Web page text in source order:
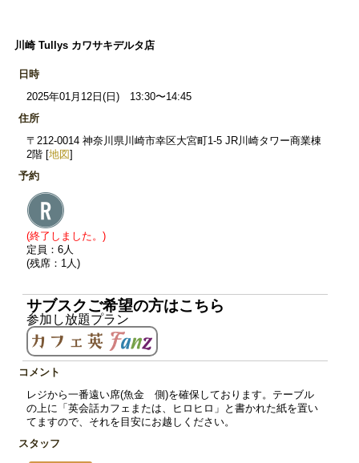
川崎 Tullys カワサキデルタ店
日時
2025年01月12日(日) 13:30〜14:45
住所
〒212-0014 神奈川県川崎市幸区大宮町1-5 JR川崎タワー商業棟
2階 [地図]
予約
(終了しました。)
定員：6人
(残席：1人)
サブスクご希望の方はこちら
参加し放題プラン
コメント
レジから一番遠い席(魚金 側)を確保しております。テーブル
の上に「英会話カフェまたは、ヒロヒロ」と書かれた紙を置い
てますので、それを目安にお越しください。
スタッフ